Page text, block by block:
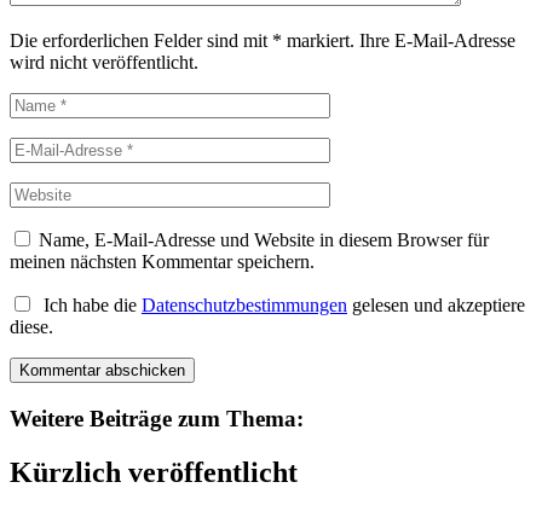
Die erforderlichen Felder sind mit * markiert. Ihre E-Mail-Adresse
wird nicht veröffentlicht.
Name, E-Mail-Adresse und Website in diesem Browser für
meinen nächsten Kommentar speichern.
Ich habe die Datenschutzbestimmungen gelesen und akzeptiere
diese.
Weitere Beiträge zum Thema:
Kürzlich veröffentlicht